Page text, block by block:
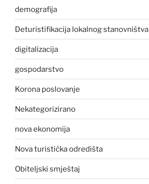
demografija
Deturistifikacija lokalnog stanovništva
digitalizacija
gospodarstvo
Korona poslovanje
Nekategorizirano
nova ekonomija
Nova turistička odredišta
Obiteljski smještaj